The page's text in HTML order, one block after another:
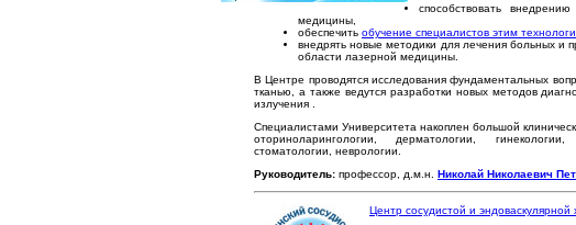
способствовать
медицины,
обеспечить обучение специалистов этим
внедрять новые методики для лечения больных и
области лазерной медицины.
В Центре проводятся исследования фундаментальных
тканью, а также ведутся разработки новых методов
излучения .
Специалистами Университета накоплен большой
оториноларингологии, дерматологии,
стоматологии, неврологии.
Руководитель: профессор, д.м.н. Николай Николаевич
Центр сосудистой и